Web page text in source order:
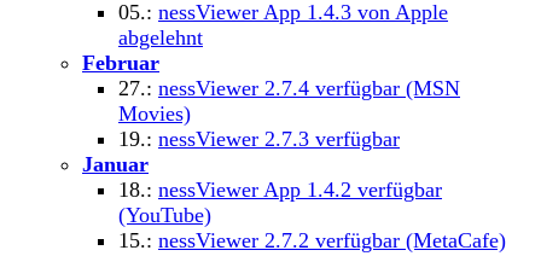
05.: nessViewer App 1.4.3 von Apple
abgelehnt
Februar
27.: nessViewer 2.7.4 verfügbar (MSN
Movies)
19.: nessViewer 2.7.3 verfügbar
Januar
18.: nessViewer App 1.4.2 verfügbar
(YouTube)
15.: nessViewer 2.7.2 verfügbar (MetaCafe)